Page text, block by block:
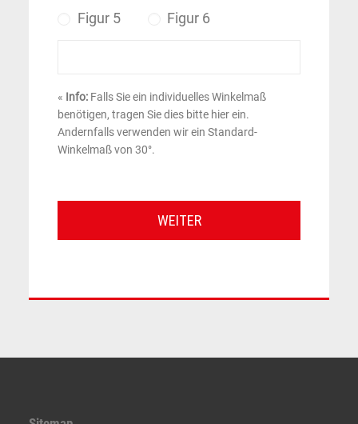
Figur 5 Figur 6
« Info: Falls Sie ein individuelles Winkelmaß
benötigen, tragen Sie dies bitte hier ein.
Andernfalls verwenden wir ein Standard-
Winkelmaß von 30°.